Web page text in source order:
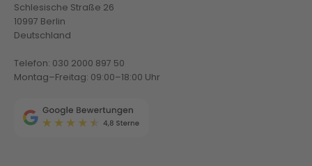
Schlesische Straße 26
10997 Berlin
Deutschland
Telefon: 030 2000 897 50
Montag–Freitag: 09:00–18:00 Uhr